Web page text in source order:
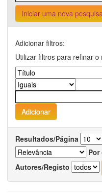
Iniciar uma nova
Adicionar filtros:
Utilizar filtros para refinar
Resultados/Página
Por
Autores/Registo